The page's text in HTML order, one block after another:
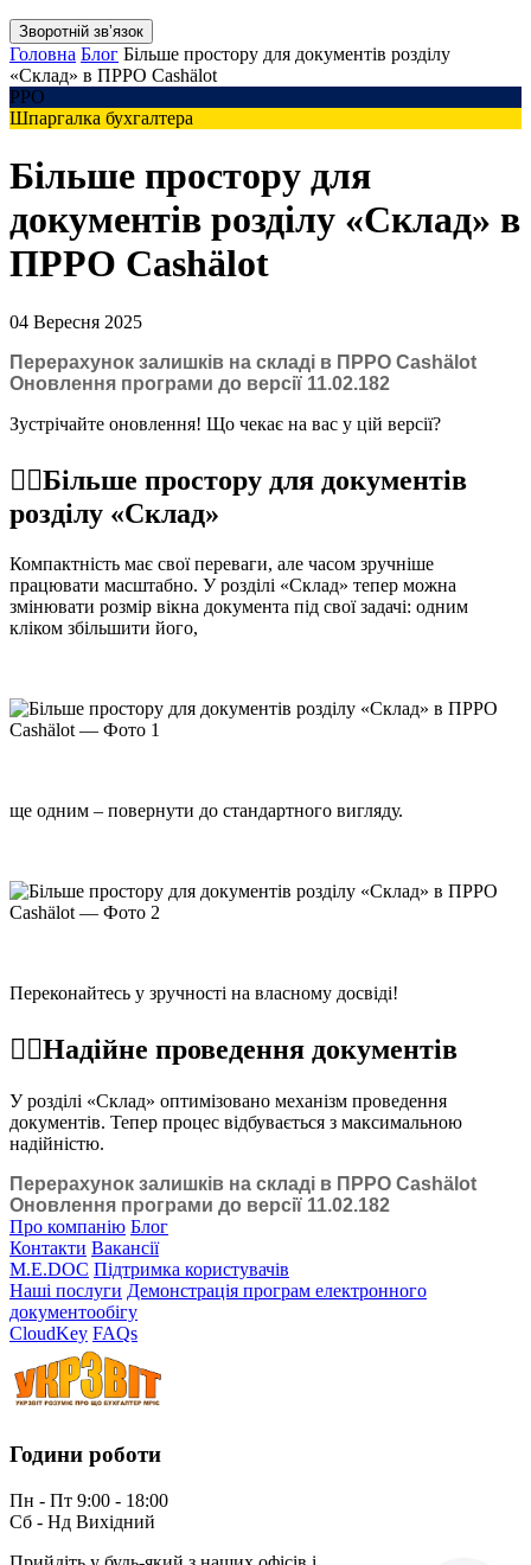
Зворотній звʼязок
Головна Блог Більше простору для документів розділу
«Склад» в ПРРО Cashӓlot
РРО
Шпаргалка бухгалтера
Більше простору для
документів розділу «Склад» в
ПРРО Cashӓlot
04 Вересня 2025
Перерахунок залишків на складі в ПРРО Cashӓlot
Оновлення програми до версії 11.02.182
Зустрічайте оновлення! Що чекає на вас у цій версії?
☝🏻Більше простору для документів
розділу «Склад»
Компактність має свої переваги, але часом зручніше
працювати масштабно. У розділі «Склад» тепер можна
змінювати розмір вікна документа під свої задачі: одним
кліком збільшити його,
ще одним – повернути до стандартного вигляду.
Переконайтесь у зручності на власному досвіді!
☝🏻Надійне проведення документів
У розділі «Склад» оптимізовано механізм проведення
документів. Тепер процес відбувається з максимальною
надійністю.
Перерахунок залишків на складі в ПРРО Cashӓlot
Оновлення програми до версії 11.02.182
Про компанію Блог
Контакти Вакансії
M.E.DOC Підтримка користувачів
Наші послуги Демонстрація програм електронного
документообігу
CloudKey FAQs
Години роботи
Пн - Пт 9:00 - 18:00
Сб - Нд Вихідний